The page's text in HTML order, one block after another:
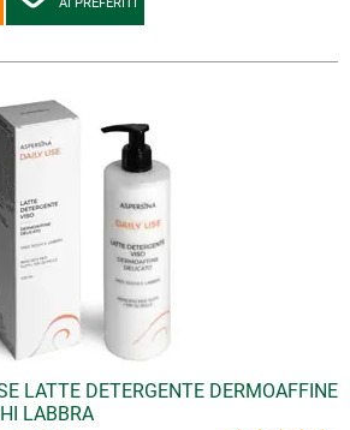
LATTE DETERGENTE DERMOAFFINE
LABBRA